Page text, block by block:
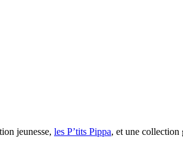
jeunesse, les P’tits Pippa, et une collection